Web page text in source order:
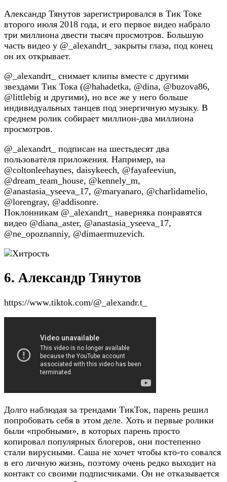
Александр Тянутов зарегистрировался в Тик Токе
второго июля 2018 года, и его первое видео набрало
три миллиона двести тысяч просмотров. Большую
часть видео у @_alexandrt_ закрыты глаза, под конец
он их открывает.
@_alexandrt_ снимает клипы вместе с другими
звездами Тик Тока (@hahadetka, @dina, @buzova86,
@littlebig и другими), но все же у него больше
индивидуальных танцев под энергичную музыку. В
среднем ролик собирает миллион-два миллиона
просмотров.
@_alexandrt_ подписан на шестьдесят два
пользователя приложения. Например, на
@coltonleehaynes, daisykeech, @fayafeeviun,
@dream_team_house, @kennely_m,
@anastasia_yseeva_17, @maryanaro, @charlidamelio,
@lorengray, @addisonre.
Поклонникам @_alexandrt_ наверняка понравятся
видео @diana_aster, @anastasia_yseeva_17,
@ne_opoznanniy, @dimaermuzevich.
6. Александр Тянутов
https://www.tiktok.com/@_alexandr.t_
Долго наблюдая за трендами ТикТок, парень решил
попробовать себя в этом деле. Хоть и первые ролики
были «пробными», в которых парень просто
копировал популярных блогеров, они постепенно
стали вирусными. Саша не хочет чтобы кто-то совался
в его личную жизнь, поэтому очень редко выходит на
контакт со своими подписчиками. Он не отказывается